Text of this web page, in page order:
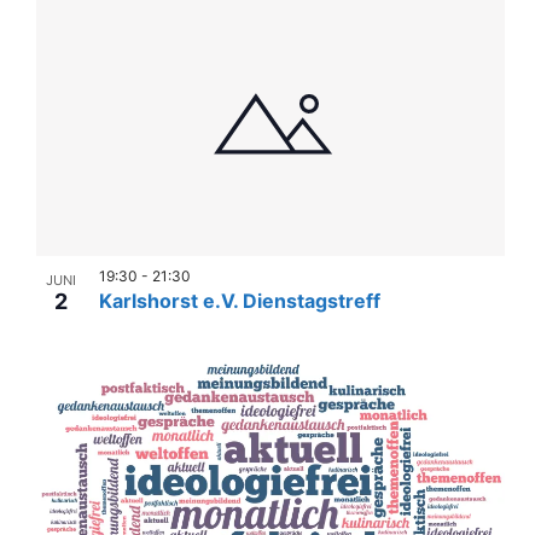
JUNI
2 Karlshorst e.V. Dienstagstreff
19:30 - 21:30